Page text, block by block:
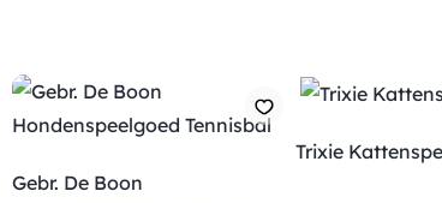
Gebr. De Boon
Trixie